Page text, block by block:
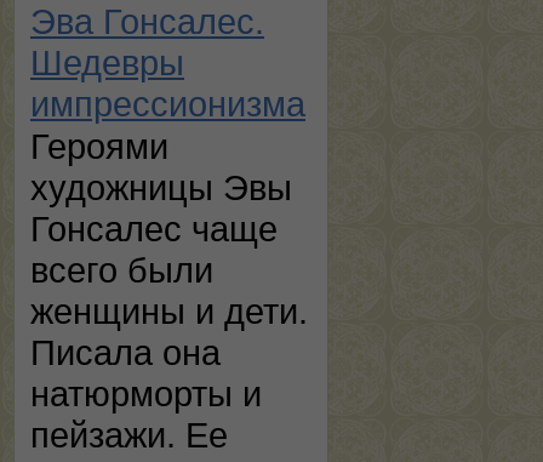
Эва Гонсалес.
Шедевры
импрессионизма
Героями
художницы Эвы
Гонсалес чаще
всего были
женщины и дети.
Писала она
натюрморты и
пейзажи. Ее